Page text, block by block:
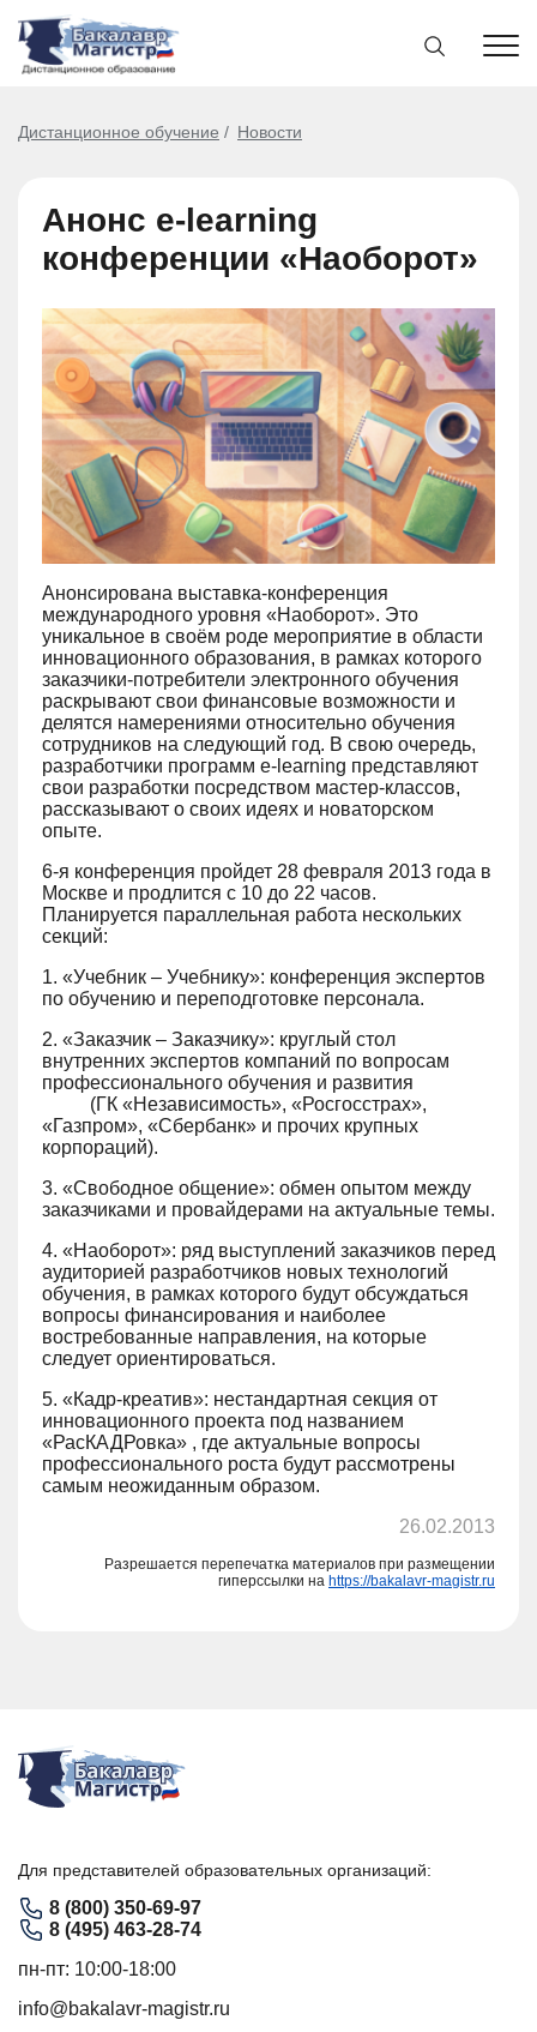
Дистанционное обучение Новости
Анонс e-learning
конференции «Наоборот»
Анонсирована выставка-конференция
международного уровня «Наоборот». Это
уникальное в своём роде мероприятие в области
инновационного образования, в рамках которого
заказчики-потребители электронного обучения
раскрывают свои финансовые возможности и
делятся намерениями относительно обучения
сотрудников на следующий год. В свою очередь,
разработчики программ e-learning представляют
свои разработки посредством мастер-классов,
рассказывают о своих идеях и новаторском
опыте.
6-я конференция пройдет 28 февраля 2013 года в
Москве и продлится с 10 до 22 часов.
Планируется параллельная работа нескольких
секций:
1. «Учебник – Учебнику»: конференция экспертов
по обучению и переподготовке персонала.
2. «Заказчик – Заказчику»: круглый стол
внутренних экспертов компаний по вопросам
профессионального обучения и развития
(ГК «Независимость», «Росгосстрах»,
«Газпром», «Сбербанк» и прочих крупных
корпораций).
3. «Свободное общение»: обмен опытом между
заказчиками и провайдерами на актуальные темы.
4. «Наоборот»: ряд выступлений заказчиков перед
аудиторией разработчиков новых технологий
обучения, в рамках которого будут обсуждаться
вопросы финансирования и наиболее
востребованные направления, на которые
следует ориентироваться.
5. «Кадр-креатив»: нестандартная секция от
инновационного проекта под названием
«РасКАДРовка» , где актуальные вопросы
профессионального роста будут рассмотрены
самым неожиданным образом.
26.02.2013
Разрешается перепечатка материалов при размещении
гиперссылки на https://bakalavr-magistr.ru
Для представителей образовательных организаций:
8 (800) 350-69-97
8 (495) 463-28-74
пн-пт: 10:00-18:00
info@bakalavr-magistr.ru